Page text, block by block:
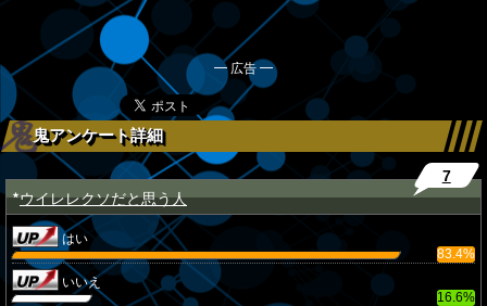
━ 広告 ━
鬼アンケート詳細
★ウイレレクソだと思う人
7
はい
83.4%
いいえ
16.6%